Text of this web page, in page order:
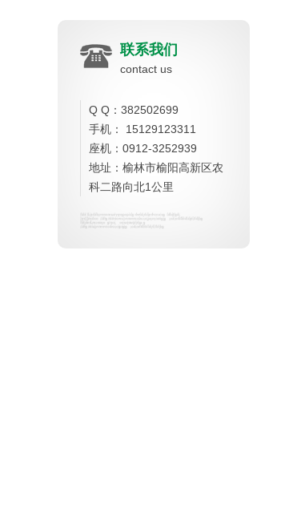
联系我们
contact us
Q Q：382502699
手机： 15129123311
座机：0912-3252939
地址：榆林市榆阳高新区农
科二路向北1公里